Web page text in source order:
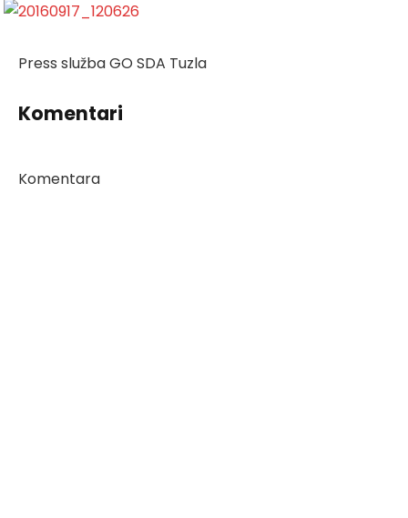
Press služba GO SDA Tuzla
Komentari
Komentara